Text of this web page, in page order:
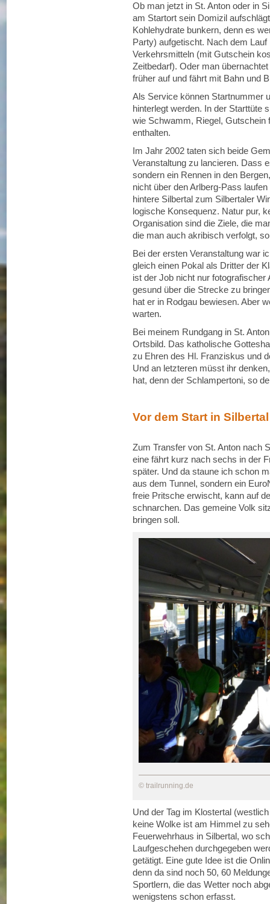
Ob man jetzt in St. Anton oder in
am Startort sein Domizil
Kohlehydrate bunkern, denn es
Party) aufgetischt. Nach dem
Verkehrsmitteln (mit Gutschein
Zeitbedarf). Oder man
früher auf und fährt mit Bahn und
Als Service können Startnummer
hinterlegt werden. In der Starttüte
wie Schwamm, Riegel, Gutschein
enthalten.
Im Jahr 2002 taten sich beide
Veranstaltung zu lancieren. Dass
sondern ein Rennen in den
nicht über den Arlberg-Pass
hintere Silbertal zum Silbertaler
logische Konsequenz. Natur pur,
Organisation sind die Ziele, die
die man auch akribisch verfolgt,
Bei der ersten Veranstaltung war
gleich einen Pokal als Dritter der
ist der Job nicht nur
gesund über die Strecke zu
hat er in Rodgau bewiesen. Aber
warten.
Bei meinem Rundgang in St.
Ortsbild. Das katholische
zu Ehren des Hl. Franziskus und
Und an letzteren müsst ihr
hat, denn der Schlampertoni, so
Vor dem Start in Silbertal
Zum Transfer von St. Anton nach
eine fährt kurz nach sechs in der
später. Und da staune ich schon
aus dem Tunnel, sondern ein
freie Pritsche erwischt, kann auf
schnarchen. Das gemeine Volk
bringen soll.
© trailrunning.de
Und der Tag im Klostertal
keine Wolke ist am Himmel zu
Feuerwehrhaus in Silbertal, wo
Laufgeschehen durchgegeben
getätigt. Eine gute Idee ist die
denn da sind noch 50, 60
Sportlern, die das Wetter noch
wenigstens schon erfasst.